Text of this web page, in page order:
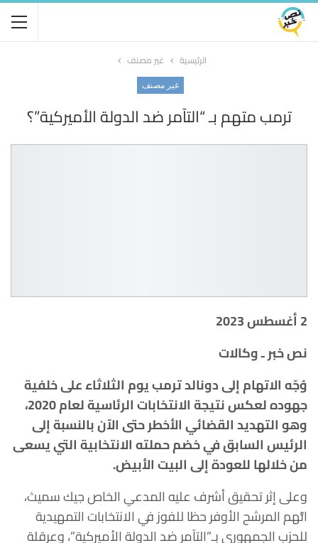
الرئيسية غير مصنف
غير مصنف
ترمب متهم بـ “التآمر ضد الدولة الأميركية”؟
2 أغسطس 2023
نص خبر ـ وكالات
وُجّه الاتهام إلى دونالد ترمب يوم الثلاثاء على خلفية
جهوده لعكس نتيجة الانتخابات الرئاسية لعام 2020،
وهو التهديد القضائي الأخطر حتى الآن بالنسبة إلى
الرئيس السابق في خضم حملته الانتخابية التي يسعى
من خلالها للعودة إلى البيت الأبيض.
وعلى إثر تحقيق أشرف عليه المدعي الخاص جيك سميث،
اتُّهم المرشح الأوفر حظا للفوز في الانتخابات التمهيدية
للحزب الجمهوري بـ”التآمر ضد الدولة الأميركية”، وعرقلة